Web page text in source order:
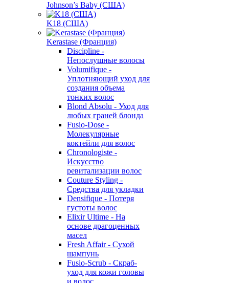
Johnson’s Baby (США)
K18 (США)
Kerastase (Франция)
Discipline -
Непослушные волосы
Volumifique -
Уплотняющий уход для
создания объема
тонких волос
Blond Absolu - Уход для
любых граней блонда
Fusio-Dose -
Молекулярные
коктейли для волос
Chronologiste -
Искусство
ревитализации волос
Couture Styling -
Средства для укладки
Densifique - Потеря
густоты волос
Elixir Ultime - На
основе драгоценных
масел
Fresh Affair - Сухой
шампунь
Fusio-Scrub - Скраб-
уход для кожи головы
и волос